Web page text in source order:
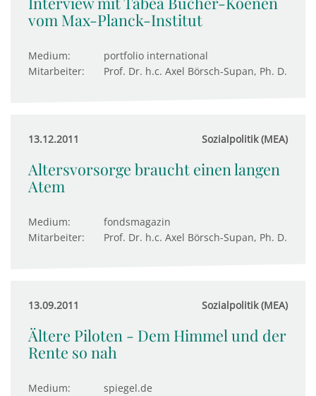
vom Max-Planck-Institut
Medium:
portfolio international
Mitarbeiter:
Prof. Dr. h.c. Axel Börsch-Supan, Ph. D.
13.12.2011 Sozialpolitik (MEA)
Altersvorsorge braucht einen langen
Atem
Medium:
fondsmagazin
Mitarbeiter:
Prof. Dr. h.c. Axel Börsch-Supan, Ph. D.
13.09.2011 Sozialpolitik (MEA)
Ältere Piloten - Dem Himmel und der
Rente so nah
Medium:
spiegel.de